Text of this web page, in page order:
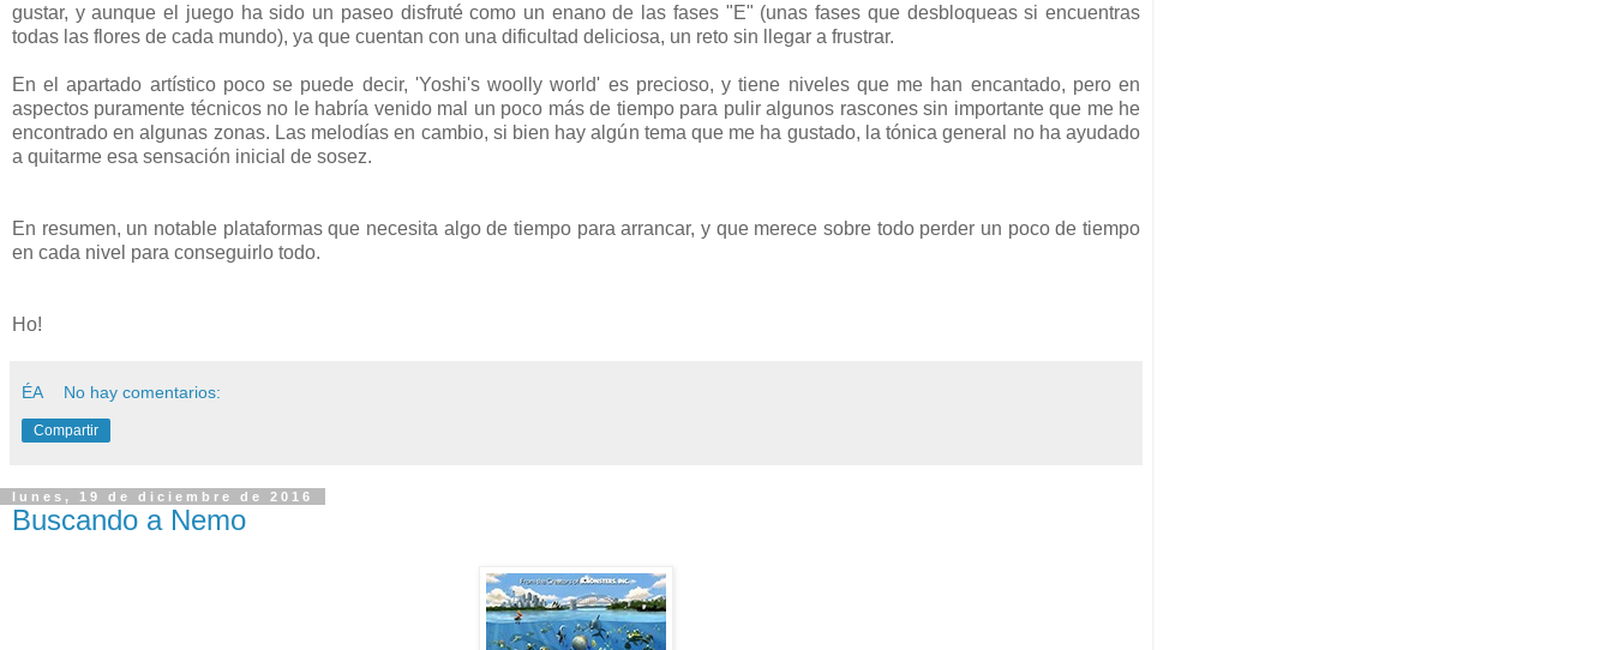
gustar, y aunque el juego ha sido un paseo disfruté como un enano de las fases "E" (unas fases que desbloqueas si encuentras
todas las flores de cada mundo), ya que cuentan con una dificultad deliciosa, un reto sin llegar a frustrar.
En el apartado artístico poco se puede decir, 'Yoshi's woolly world' es precioso, y tiene niveles que me han encantado, pero en
aspectos puramente técnicos no le habría venido mal un poco más de tiempo para pulir algunos rascones sin importante que me he
encontrado en algunas zonas. Las melodías en cambio, si bien hay algún tema que me ha gustado, la tónica general no ha ayudado
a quitarme esa sensación inicial de sosez.
En resumen, un notable plataformas que necesita algo de tiempo para arrancar, y que merece sobre todo perder un poco de tiempo
en cada nivel para conseguirlo todo.
Ho!
ÉA No hay comentarios:
Compartir
lunes, 19 de diciembre de 2016
Buscando a Nemo